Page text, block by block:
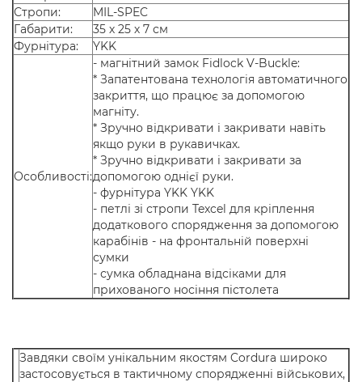
Стропи:
MIL-SPEC
Габарити:
35 х 25 х 7 см
Фурнітура:
YKK
Особливості:
- магнітний замок Fidlock V-Buckle:
* Запатентована технологія автоматичного
закриття, що працює за допомогою
магніту.
* Зручно відкривати і закривати навіть
якщо руки в рукавичках.
* Зручно відкривати і закривати за
допомогою однієї руки.
- фурнітура YKK YKK
- петлі зі стропи Texcel для кріплення
додаткового спорядження за допомогою
карабінів - на фронтальній поверхні
сумки
- сумка обладнана відсіками для
прихованого носіння пістолета
Завдяки своїм унікальним якостям Cordura широко
застосовується в тактичному спорядженні військових,